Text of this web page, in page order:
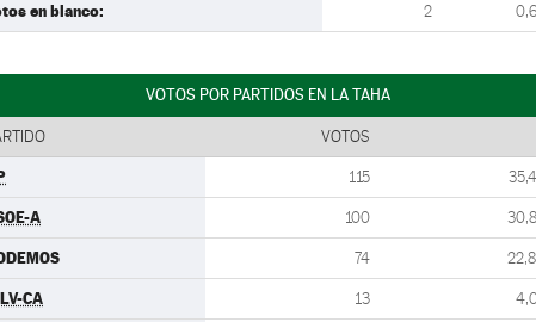
en blanco: 2
VOTOS POR PARTIDOS EN LA TAHA
VOTOS
115
A 100
74
CA 13